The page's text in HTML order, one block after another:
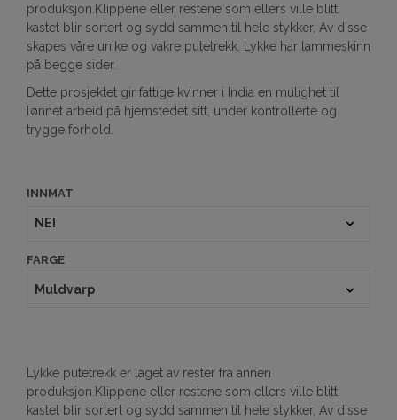
produksjon.Klippene eller restene som ellers ville blitt
kastet blir sortert og sydd sammen til hele stykker, Av disse
skapes våre unike og vakre putetrekk. Lykke har lammeskinn
på begge sider.
Dette prosjektet gir fattige kvinner i India en mulighet til
lønnet arbeid på hjemstedet sitt, under kontrollerte og
trygge forhold.
INNMAT
FARGE
Lykke putetrekk er laget av rester fra annen
produksjon.Klippene eller restene som ellers ville blitt
kastet blir sortert og sydd sammen til hele stykker, Av disse